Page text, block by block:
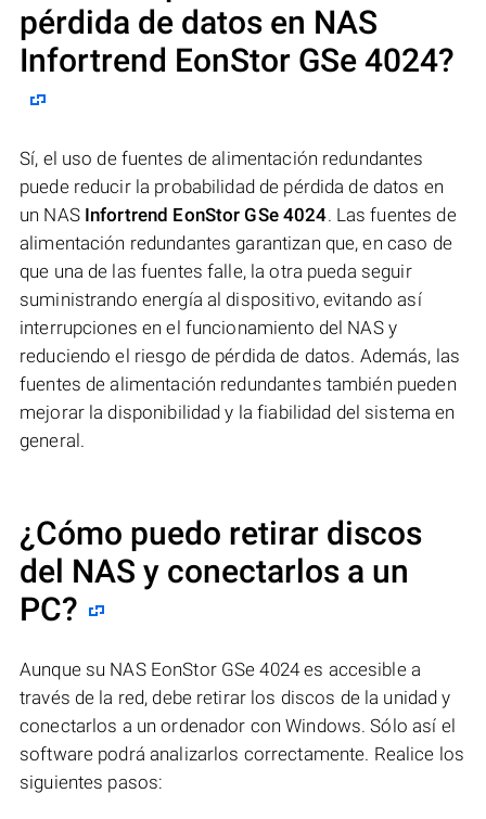
pérdida de datos en NAS
Infortrend EonStor GSe 4024?
Sí, el uso de fuentes de alimentación redundantes
puede reducir la probabilidad de pérdida de datos en
un NAS Infortrend EonStor GSe 4024. Las fuentes de
alimentación redundantes garantizan que, en caso de
que una de las fuentes falle, la otra pueda seguir
suministrando energía al dispositivo, evitando así
interrupciones en el funcionamiento del NAS y
reduciendo el riesgo de pérdida de datos. Además, las
fuentes de alimentación redundantes también pueden
mejorar la disponibilidad y la fiabilidad del sistema en
general.
¿Cómo puedo retirar discos
del NAS y conectarlos a un
PC?
Aunque su NAS EonStor GSe 4024 es accesible a
través de la red, debe retirar los discos de la unidad y
conectarlos a un ordenador con Windows. Sólo así el
software podrá analizarlos correctamente. Realice los
siguientes pasos: